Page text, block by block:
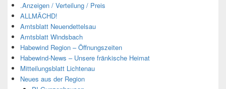
.Anzeigen / Verteilung / Preis
ALLMÄCHD!
Amtsblatt Neuendettelsau
Amtsblatt Windsbach
Habewind Region – Öffnungszeiten
Habewind-News – Unsere fränkische Heimat
Mitteilungsblatt Lichtenau
Neues aus der Region